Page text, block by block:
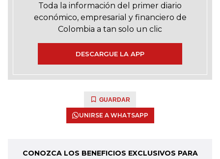
Toda la información del primer diario
económico, empresarial y financiero de
Colombia a tan solo un clic
DESCARGUE LA APP
GUARDAR
UNIRSE A WHATSAPP
CONOZCA LOS BENEFICIOS EXCLUSIVOS PARA